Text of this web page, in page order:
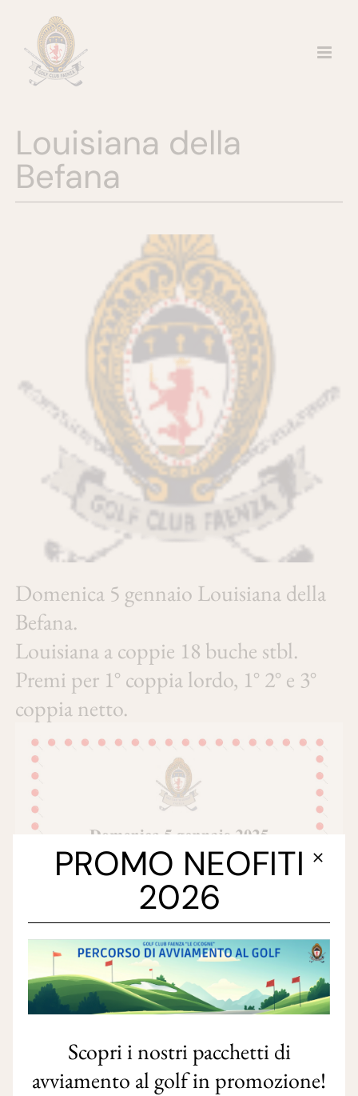
contenuto
Louisiana della
Befana
Domenica 5 gennaio Louisiana della
Befana.
Louisiana a coppie 18 buche stbl.
Premi per 1° coppia lordo, 1° 2° e 3°
coppia netto.
PROMO NEOFITI
2026
Scopri i nostri pacchetti di
avviamento al golf in promozione!